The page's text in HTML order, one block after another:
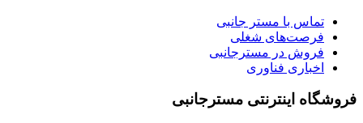
تماس با مستر جانبی
فرصت‌های شغلی
فروش در مسترجانبی
اخباری فناوری
فروشگاه اینترنتی مسترجانبی